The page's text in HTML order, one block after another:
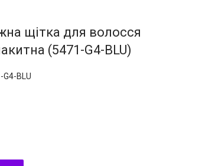
щітка для волосся
(5471-G4-BLU)
G4-BLU